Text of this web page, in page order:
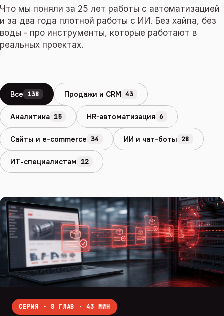
Что мы поняли за 25 лет работы с автоматизацией
и за два года плотной работы с ИИ. Без хайпа, без
воды - про инструменты, которые работают в
реальных проектах.
Все 138 Продажи и CRM 43
Аналитика 15 HR-автоматизация 6
Сайты и e-commerce 34 ИИ и чат-боты 28
ИТ-специалистам 12
СЕРИЯ · 8 ГЛАВ · 43 МИН